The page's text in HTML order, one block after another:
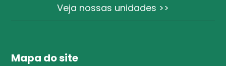
Veja nossas unidades >>
Mapa do site